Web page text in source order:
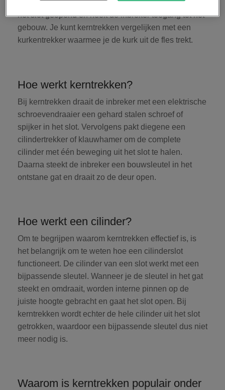
(slotentrekker) en bouwsleutel. In nog geen minuut is
het slot geopend en heeft de inbreker toegang tot het
gebouw. Je kunt kerntrekken vergelijken met een
kurkentrekker waarmee je de kurk uit de fles trekt.
Hoe werkt kerntrekken?
Bij kerntrekken draait de inbreker met een elektrische
schroevendraaier een gehard stalen schroef of
spijker in het slot. Vervolgens pakt diegene een
cilindertrekker of klauwhamer om de complete
cilinder met één beweging uit het slot te halen.
Daarna steekt de inbreker een bouwsleutel in het
ontstane gat en draait zo de deur open.
Hoe werkt een cilinder?
Om te begrijpen waarom kerntrekken effectief is, is
het belangrijk om te weten hoe een cilinderslot
functioneert. De cilinder van een slot werkt met een
bijpassende sleutel. Wanneer je de sleutel in het gat
steekt en omdraait, worden interne pinnen op de
juiste hoogte gebracht en gaat het slot open. Bij
kerntrekken wordt echter de hele cilinder uit het slot
getrokken, waardoor een bijpassende sleutel dus niet
meer nodig is.
Waarom is kerntrekken populair onder